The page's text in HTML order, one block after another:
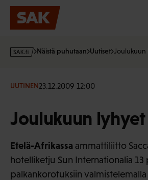
Hyppää
sisältöön
s
·
Näistä puhutaan Uutiset Joulukuun
UUTINEN23.12.2009 12:00
Joulukuun lyhyet
Etelä-Afrikassa ammattiliitto
hotelliketju Sun Internationalia 13
palkankorotuksiin